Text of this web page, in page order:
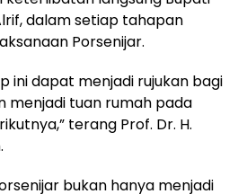
dalam setiap tahapan
Porsenijar.
ini dapat menjadi rujukan bagi
menjadi tuan rumah pada
terang Prof. Dr. H.
bukan hanya menjadi